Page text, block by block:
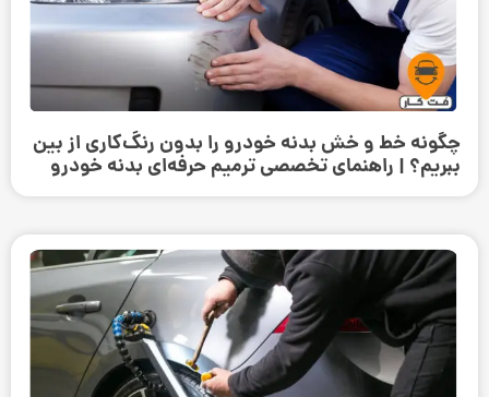
چگونه خط و خش بدنه خودرو را بدون رنگ‌کاری از بین
ببریم؟ | راهنمای تخصصی ترمیم حرفه‌ای بدنه خودرو